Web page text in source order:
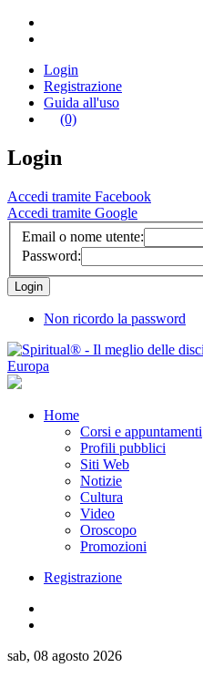
Login
Registrazione
Guida all'uso
(0)
Login
Accedi tramite Facebook
Accedi tramite Google
Email o nome utente:
Password:
Non ricordo la password
Home
Corsi e appuntamenti
Profili pubblici
Siti Web
Notizie
Cultura
Video
Oroscopo
Promozioni
Registrazione
sab, 08 agosto 2026